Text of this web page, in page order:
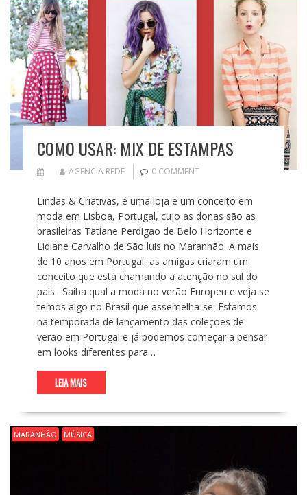
COMO USAR: MIX DE ESTAMPAS
AGENCIA REDE 0 COMMENT
Lindas & Criativas, é uma loja e um conceito em
moda em Lisboa, Portugal, cujo as donas são as
brasileiras Tatiane Perdigao de Belo Horizonte e
Lidiane Carvalho de São luis no Maranhão. A mais
de 10 anos em Portugal, as amigas criaram um
conceito que está chamando a atenção no sul do
país. Saiba qual a moda no verão Europeu e veja se
temos algo no Brasil que assemelha-se: Estamos
na temporada de lançamento das coleções de
verão em Portugal e já podemos começar a pensar
em looks diferentes para…
LEIA MAIS
MARANHÃO MÚSICA